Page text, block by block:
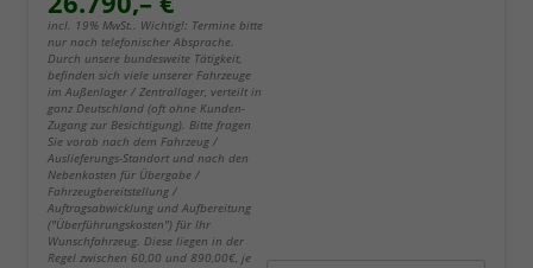
incl. 19% MwSt.. Wichtig!: Termine bitte
nur nach telefonischer Absprache.
Durch unsere bundesweite Tätigkeit,
befinden sich viele unserer Fahrzeuge
im Außenlager / Zentrallager, verteilt in
ganz Deutschland (oft ohne Kunden-
Zugang zur Besichtigung). Bitte fragen
Sie vorab nach dem Fahrzeug /
Auslieferungs-Standort und nach den
Nebenkosten für Übergabe /
Fahrzeugbereitstellung /
Auftragsabwicklung und Aufbereitung
("Überführungskosten") für Ihr
Wunschfahrzeug. Diese liegen in der
Regel zwischen 60,00 und 890,00€, je